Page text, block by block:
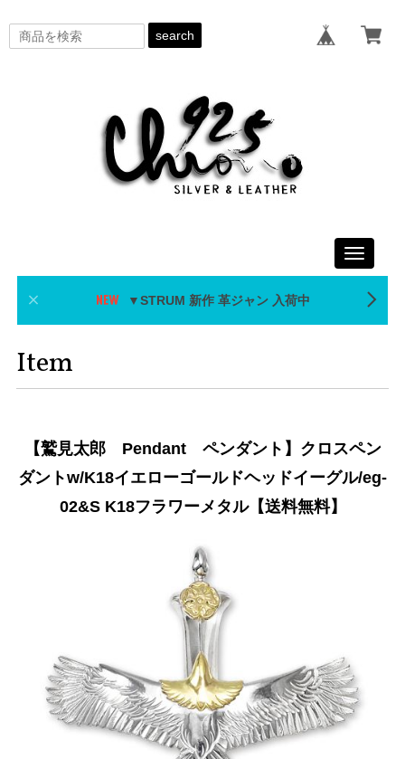
search
Toggle
▼STRUM 新作 革ジャン 入荷中
Item
【鷲見太郎 Pendant ペンダント】クロスペン
ダントw/K18イエローゴールドヘッドイーグル/eg-
02&S K18フラワーメタル【送料無料】